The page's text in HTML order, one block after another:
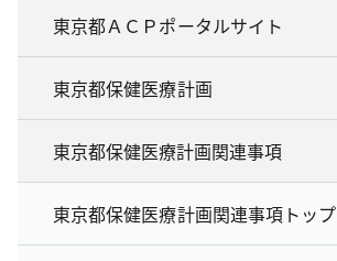
東京都ＡＣＰポータルサイト
東京都保健医療計画
東京都保健医療計画関連事項
東京都保健医療計画関連事項トップ